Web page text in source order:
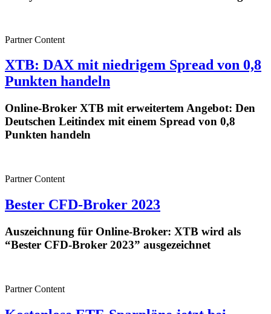
Partner Content
XTB: DAX mit niedrigem Spread von 0,8
Punkten handeln
Online-Broker XTB mit erweitertem Angebot: Den
Deutschen Leitindex mit einem Spread von 0,8
Punkten handeln
Partner Content
Bester CFD-Broker 2023
Auszeichnung für Online-Broker: XTB wird als
“Bester CFD-Broker 2023” ausgezeichnet
Partner Content